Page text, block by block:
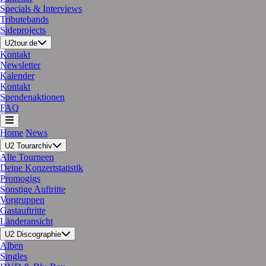
Specials & Interviews
Tributebands
Sideprojects
U2tour.de
Kontakt
Newsletter
Kalender
Kontakt
Spendenaktionen
FAQ
Home News
U2 Tourarchiv
Alle Tourneen
Deine Konzertstatistik
Promogigs
Sonstige Auftritte
Vorgruppen
Gastauftritte
Länderansicht
U2 Discographie
Alben
Singles